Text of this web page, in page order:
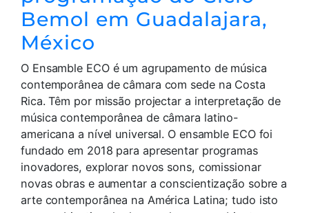
Bemol em Guadalajara,
México
O Ensamble ECO é um agrupamento de música
contemporânea de câmara com sede na Costa
Rica. Têm por missão projectar a interpretação de
música contemporânea de câmara latino-
americana a nível universal. O ensamble ECO foi
fundado em 2018 para apresentar programas
inovadores, explorar novos sons, comissionar
novas obras e aumentar a conscientização sobre a
arte contemporânea na América Latina; tudo isto